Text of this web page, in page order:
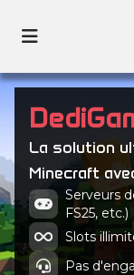
La solution
Minecraft
Serveurs
FS25, etc.)
Slots
Pas